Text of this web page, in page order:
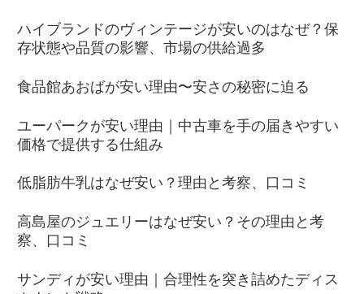
ハイブランドのヴィンテージが安いのはなぜ？保
存状態や品質の影響、市場の供給過多
食品館あおばが安い理由〜安さの秘密に迫る
ユーパークが安い理由｜中古車を手の届きやすい
価格で提供する仕組み
低脂肪牛乳はなぜ安い？理由と考察、口コミ
高島屋のジュエリーはなぜ安い？その理由と考
察、口コミ
サンディが安い理由｜合理性を突き詰めたディス